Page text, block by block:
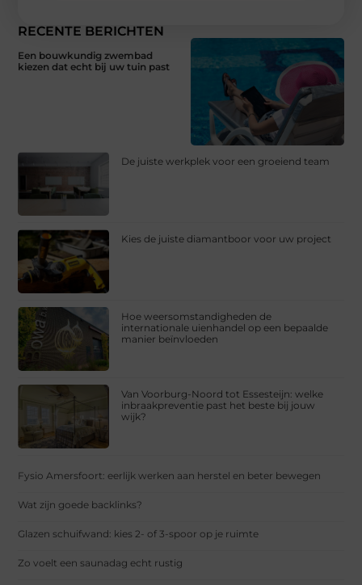
RECENTE BERICHTEN
Een bouwkundig zwembad
kiezen dat echt bij uw tuin past
De juiste werkplek voor een groeiend team
Kies de juiste diamantboor voor uw project
Hoe weersomstandigheden de
internationale uienhandel op een bepaalde
manier beïnvloeden
Van Voorburg-Noord tot Essesteijn: welke
inbraakpreventie past het beste bij jouw
wijk?
Fysio Amersfoort: eerlijk werken aan herstel en beter bewegen
Wat zijn goede backlinks?
Glazen schuifwand: kies 2- of 3-spoor op je ruimte
Zo voelt een saunadag echt rustig